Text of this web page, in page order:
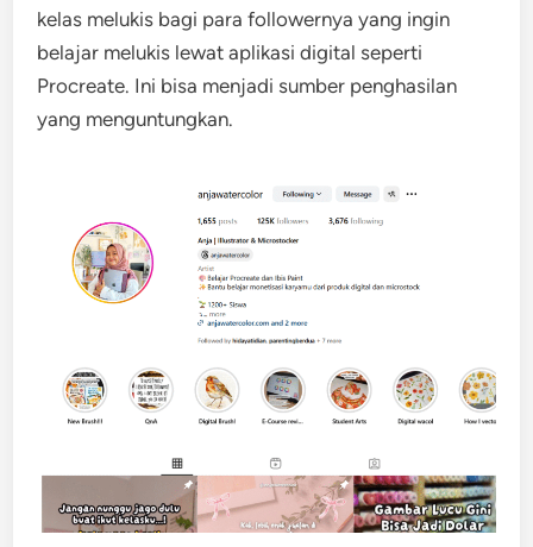
kelas melukis bagi para followernya yang ingin
belajar melukis lewat aplikasi digital seperti
Procreate. Ini bisa menjadi sumber penghasilan
yang menguntungkan.